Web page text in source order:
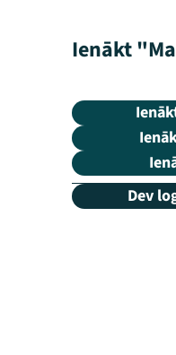
Mana
Ienākt
Dev